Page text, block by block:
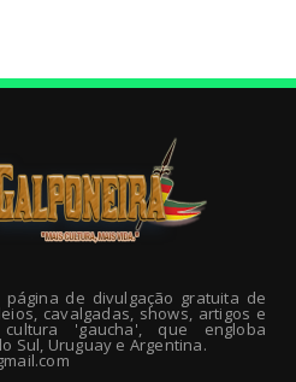
de divulgação gratuita de
cavalgadas, shows, artigos e
'gaucha', que engloba
Sul, Uruguay e Argentina.